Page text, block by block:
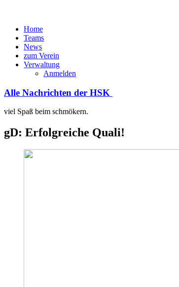
Home
Teams
News
zum Verein
Verwaltung
Anmelden
Alle Nachrichten der HSK
viel Spaß beim schmökern.
gD: Erfolgreiche Quali!